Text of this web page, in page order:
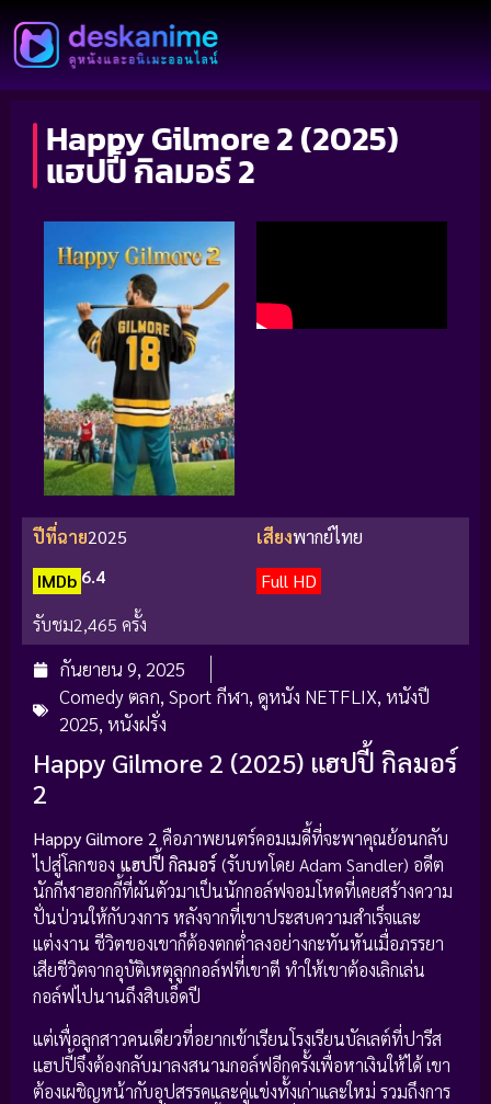
Happy Gilmore 2 (2025)
แฮปปี้ กิลมอร์ 2
ปีที่ฉาย2025 เสียงพากย์ไทย
IMDb 6.4
Full HD
รับชม2,465 ครั้ง
กันยายน 9, 2025
Comedy ตลก, Sport กีฬา, ดูหนัง NETFLIX, หนังปี
2025, หนังฝรั่ง
Happy Gilmore 2 (2025) แฮปปี้ กิลมอร์
2
Happy Gilmore 2 คือภาพยนตร์คอมเมดี้ที่จะพาคุณย้อนกลับ
ไปสู่โลกของ แฮปปี้ กิลมอร์ (รับบทโดย Adam Sandler) อดีต
นักกีฬาฮอกกี้ที่ผันตัวมาเป็นนักกอล์ฟจอมโหดที่เคยสร้างความ
ปั่นป่วนให้กับวงการ หลังจากที่เขาประสบความสำเร็จและ
แต่งงาน ชีวิตของเขาก็ต้องตกต่ำลงอย่างกะทันหันเมื่อภรรยา
เสียชีวิตจากอุบัติเหตุลูกกอล์ฟที่เขาตี ทำให้เขาต้องเลิกเล่น
กอล์ฟไปนานถึงสิบเอ็ดปี
แต่เพื่อลูกสาวคนเดียวที่อยากเข้าเรียนโรงเรียนบัลเลต์ที่ปารีส
แฮปปี้จึงต้องกลับมาลงสนามกอล์ฟอีกครั้งเพื่อหาเงินให้ได้ เขา
ต้องเผชิญหน้ากับอุปสรรคและคู่แข่งทั้งเก่าและใหม่ รวมถึงการ